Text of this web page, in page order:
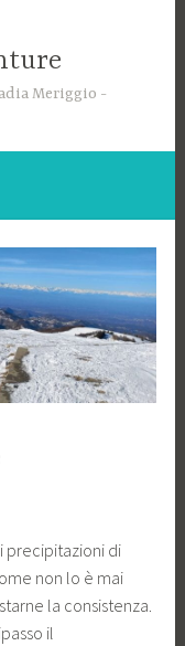
Meriggio
precipitazioni di
non lo è mai
la consistenza.
il